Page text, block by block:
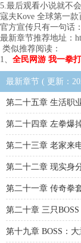
5.最后观看小说就不
寇夫Kove 全球第一
官方宣传只有一句话
最新章节推荐地址：
类似推荐阅读：
1、 全民网游 我一拳
最新章节 ( 更新：
第二十五章 生活职
第二十四章 左拳爆
第二十三章 老家来
第二十二章 现实身
第二十一章 传奇拳
第二十章 三只BOSS
第十九章 BOSS：